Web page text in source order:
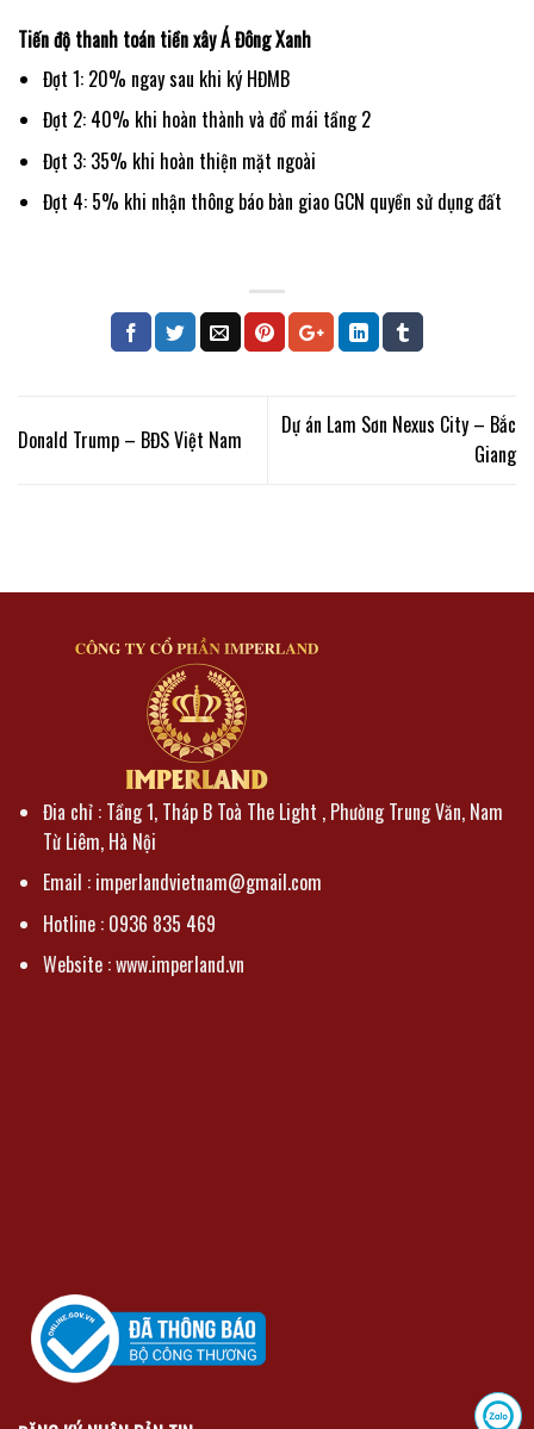
Tiến độ thanh toán tiền xây Á Đông Xanh
Đợt 1: 20% ngay sau khi ký HĐMB
Đợt 2: 40% khi hoàn thành và đổ mái tầng 2
Đợt 3: 35% khi hoàn thiện mặt ngoài
Đợt 4: 5% khi nhận thông báo bàn giao GCN quyền sử dụng đất
Donald Trump – BĐS Việt Nam
Dự án Lam Sơn Nexus City – Bắc
Giang
Đia chỉ : Tầng 1, Tháp B Toà The Light , Phường Trung Văn, Nam
Từ Liêm, Hà Nội
Email : imperlandvietnam@gmail.com
Hotline : 0936 835 469
Website : www.imperland.vn